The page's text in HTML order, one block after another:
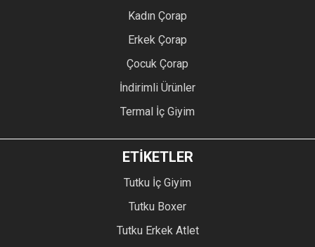
Kadın Çorap
Erkek Çorap
Çocuk Çorap
İndirimli Ürünler
Termal İç Giyim
ETİKETLER
Tutku İç Giyim
Tutku Boxer
Tutku Erkek Atlet